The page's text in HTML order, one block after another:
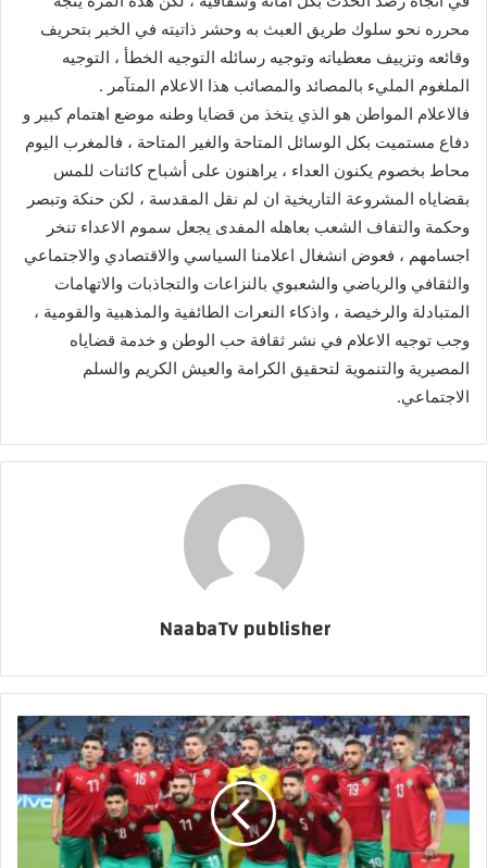
محرره نحو سلوك طريق العبث به وحشر ذاتيته في الخبر بتحريف
وقائعه وتزييف معطياته وتوجيه رسائله التوجيه الخطأ ، التوجيه
الملغوم المليء بالمصائد والمصائب هذا الاعلام المتآمر .
فالاعلام المواطن هو الذي يتخذ من قضايا وطنه موضع اهتمام كبير و
دفاع مستميت بكل الوسائل المتاحة والغير المتاحة ، فالمغرب اليوم
محاط بخصوم يكنون العداء ، يراهنون على أشباح كائنات للمس
بقضاياه المشروعة التاريخية ان لم نقل المقدسة ، لكن حنكة وتبصر
وحكمة والتفاف الشعب بعاهله المفدى يجعل سموم الاعداء تنخر
اجسامهم ، فعوض انشغال اعلامنا السياسي والاقتصادي والاجتماعي
والثقافي والرياضي والشعبوي بالنزاعات والتجاذبات والاتهامات
المتبادلة والرخيصة ، واذكاء النعرات الطائفية والمذهبية والقومية ،
وجب توجيه الاعلام في نشر ثقافة حب الوطن و خدمة قضاياه
المصيرية والتنموية لتحقيق الكرامة والعيش الكريم والسلم
الاجتماعي.
NaabaTv publisher